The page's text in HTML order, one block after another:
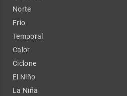
Norte
Frio
Temporal
Calor
Ciclone
El Niño
La Niña